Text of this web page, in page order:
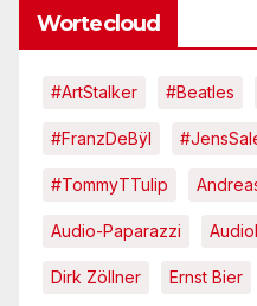
Wortecloud
#ArtStalker #Beatles
#FranzDeBÿl
#TommyTTulip
Audio-Paparazzi
Dirk Zöllner Ernst Bier